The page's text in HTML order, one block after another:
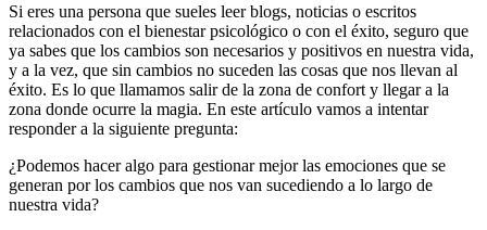
Si eres una persona que sueles leer blogs, noticias o escritos
relacionados con el bienestar psicológico o con el éxito, seguro que
ya sabes que los cambios son necesarios y positivos en nuestra vida,
y a la vez, que sin cambios no suceden las cosas que nos llevan al
éxito. Es lo que llamamos salir de la zona de confort y llegar a la
zona donde ocurre la magia. En este artículo vamos a intentar
responder a la siguiente pregunta:
¿Podemos hacer algo para gestionar mejor las emociones que se
generan por los cambios que nos van sucediendo a lo largo de
nuestra vida?